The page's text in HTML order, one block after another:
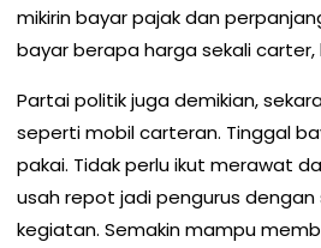
mikirin bayar pajak dan
bayar berapa harga sekali carter,
Partai politik juga demikian,
seperti mobil carteran. Tinggal
pakai. Tidak perlu ikut merawat
usah repot jadi pengurus
kegiatan. Semakin mampu